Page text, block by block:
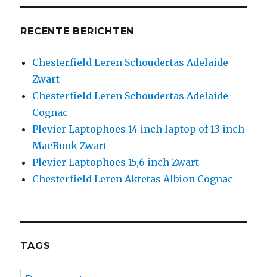
RECENTE BERICHTEN
Chesterfield Leren Schoudertas Adelaide
Zwart
Chesterfield Leren Schoudertas Adelaide
Cognac
Plevier Laptophoes 14 inch laptop of 13 inch
MacBook Zwart
Plevier Laptophoes 15,6 inch Zwart
Chesterfield Leren Aktetas Albion Cognac
TAGS